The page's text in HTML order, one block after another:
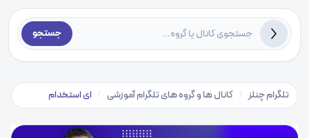
جستجو
تلگرام چنلز / کانال ها و گروه های تلگرام آموزشی / ای استخدام